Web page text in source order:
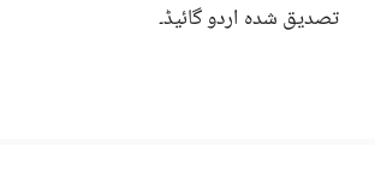
تصدیق شدہ اردو گائیڈ۔